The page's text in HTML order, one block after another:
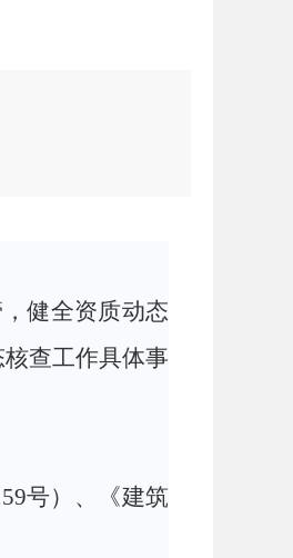
健全资质动态
查工作具体事
号）、《建筑